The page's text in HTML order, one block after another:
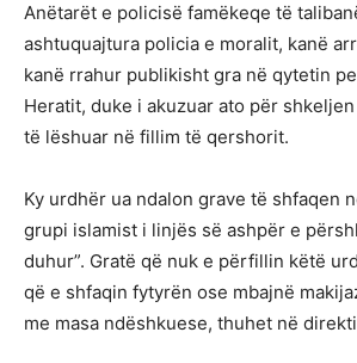
Anëtarët e policisë famëkeqe të
ashtuquajtura policia e moralit, kanë
kanë rrahur publikisht gra në qytetin
Heratit, duke i akuzuar ato për
të lëshuar në fillim të qershorit.
Ky urdhër ua ndalon grave të shfaqen
grupi islamist i linjës së ashpër e
duhur”. Gratë që nuk e përfillin këtë
që e shfaqin fytyrën ose mbajnë
me masa ndëshkuese, thuhet në